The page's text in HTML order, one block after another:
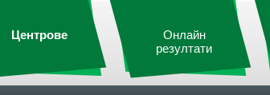
Онлайн
резултати
Центрове